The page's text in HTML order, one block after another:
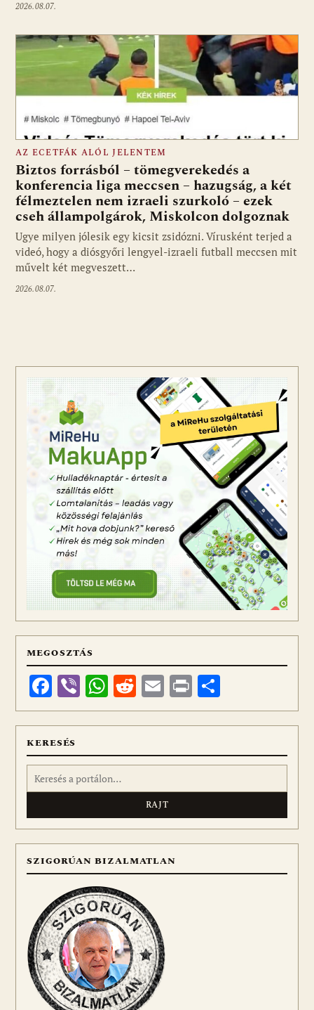
2026.08.07.
AZ ECETFÁK ALÓL JELENTEM
Biztos forrásból – tömegverekedés a
konferencia liga meccsen – hazugság, a két
félmeztelen nem izraeli szurkoló – ezek
cseh állampolgárok, Miskolcon dolgoznak
Ugye milyen jólesik egy kicsit zsidózni. Vírusként terjed a
videó, hogy a diósgyőri lengyel-izraeli futball meccsen mit
művelt két megveszett…
2026.08.07.
MEGOSZTÁS
Facebook
ViberWhatsApp
Reddit
Email
Print
meg
KERESÉS
Keresés:
SZIGORÚAN BIZALMATLAN